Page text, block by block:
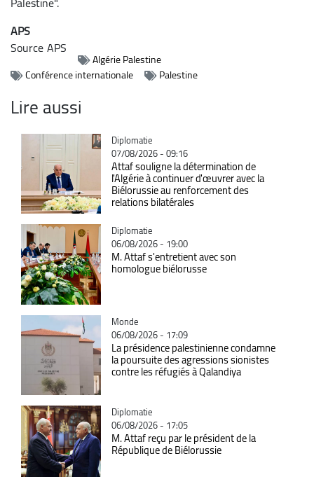
APS
SourceAPS
Algérie Palestine
Conférence internationale
Palestine
Lire aussi
Catégorie
Diplomatie
07/08/2026 - 09:16
Attaf souligne la détermination de
l'Algérie à continuer d'œuvrer avec la
Biélorussie au renforcement des
relations bilatérales
Catégorie
Diplomatie
06/08/2026 - 19:00
M. Attaf s'entretient avec son
homologue biélorusse
Catégorie
Monde
06/08/2026 - 17:09
La présidence palestinienne condamne
la poursuite des agressions sionistes
contre les réfugiés à Qalandiya
Catégorie
Diplomatie
06/08/2026 - 17:05
M. Attaf reçu par le président de la
République de Biélorussie